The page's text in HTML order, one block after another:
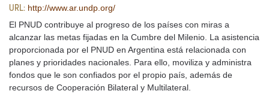
URL: http://www.ar.undp.org/
El PNUD contribuye al progreso de los países con miras a
alcanzar las metas fijadas en la Cumbre del Milenio. La asistencia
proporcionada por el PNUD en Argentina está relacionada con
planes y prioridades nacionales. Para ello, moviliza y administra
fondos que le son confiados por el propio país, además de
recursos de Cooperación Bilateral y Multilateral.